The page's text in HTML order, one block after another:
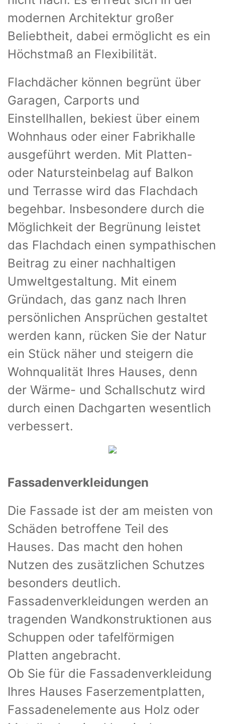
modernen Architektur großer
Beliebtheit, dabei ermöglicht es ein
Höchstmaß an Flexibilität.
Flachdächer können begrünt über
Garagen, Carports und
Einstellhallen, bekiest über einem
Wohnhaus oder einer Fabrikhalle
ausgeführt werden. Mit Platten-
oder Natursteinbelag auf Balkon
und Terrasse wird das Flachdach
begehbar. Insbesondere durch die
Möglichkeit der Begrünung leistet
das Flachdach einen sympathischen
Beitrag zu einer nachhaltigen
Umweltgestaltung. Mit einem
Gründach, das ganz nach Ihren
persönlichen Ansprüchen gestaltet
werden kann, rücken Sie der Natur
ein Stück näher und steigern die
Wohnqualität Ihres Hauses, denn
der Wärme- und Schallschutz wird
durch einen Dachgarten wesentlich
verbessert.
Fassadenverkleidungen
Die Fassade ist der am meisten von
Schäden betroffene Teil des
Hauses. Das macht den hohen
Nutzen des zusätzlichen Schutzes
besonders deutlich.
Fassadenverkleidungen werden an
tragenden Wandkonstruktionen aus
Schuppen oder tafelförmigen
Platten angebracht.
Ob Sie für die Fassadenverkleidung
Ihres Hauses Faserzementplatten,
Fassadenelemente aus Holz oder